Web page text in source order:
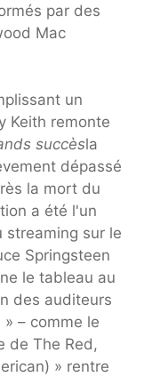
par des
Mac
un
Keith remonte
succèsla
dépassé
la mort du
a été l'un
streaming sur le
Springsteen
le tableau au
des auditeurs
– comme le
de The Red,
» rentre